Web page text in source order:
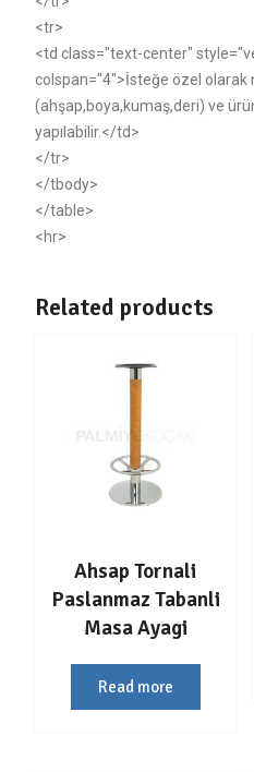
<tr>
<td class="text-center"
colspan="4">İsteğe özel olarak
(ahşap,boya,kumaş,deri) ve
yapılabilir.</td>
</tr>
</tbody>
</table>
<hr>
Related products
Ahsap Tornali
Paslanmaz Tabanli
Masa Ayagi
Read more